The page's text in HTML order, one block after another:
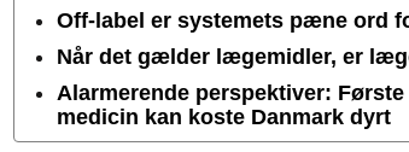
Off-label er systemets pæne ord
Når det gælder lægemidler, er
Alarmerende perspektiver:
medicin kan koste Danmark dyrt